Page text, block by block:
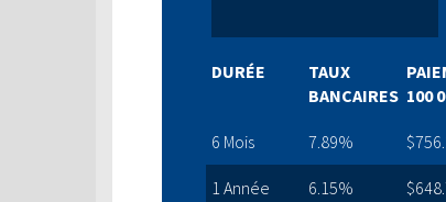
DURÉE
TAUX
BANCAIRES 100
6 Mois 7.89%
1 Année 6.15%